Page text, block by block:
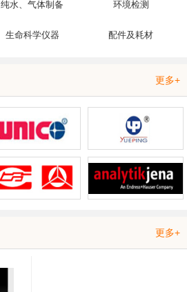
纯水、气体制备 环境检测
生命科学仪器 配件及耗材
更多+
更多+